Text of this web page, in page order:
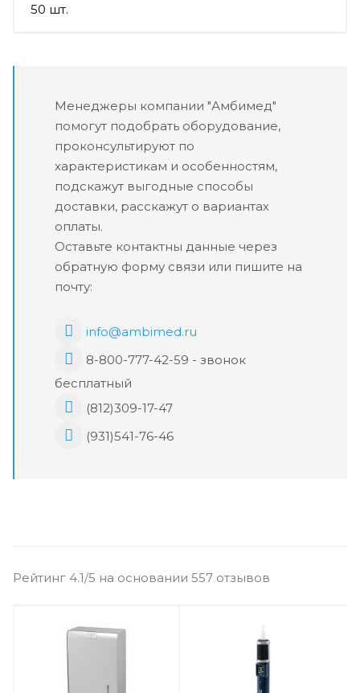
50 шт.
Менеджеры компании "Амбимед"
помогут подобрать оборудование,
проконсультируют по
характеристикам и особенностям,
подскажут выгодные способы
доставки, расскажут о вариантах
оплаты.
Оставьте контактны данные через
обратную форму связи или пишите на
почту:
info@ambimed.ru
8-800-777-42-59 - звонок
бесплатный
(812)309-17-47
(931)541-76-46
Рейтинг 4.1/5 на основании 557 отзывов